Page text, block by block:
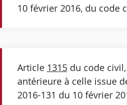
10 février 2016, du code
Article 1315du code
antérieure à celle issue
2016-131 du 10 février